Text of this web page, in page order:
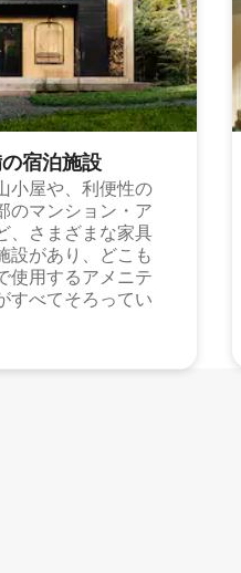
宿⁠泊⁠施⁠設
小屋や、利便性の
のマンション・ア
、さまざまな家具
設があり、どこも
使用するアメニテ
すべてそろってい